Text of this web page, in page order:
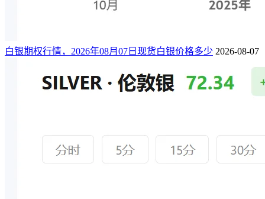
白银期权行情，2026年08月07日现货白银价格多少 2026-08-07